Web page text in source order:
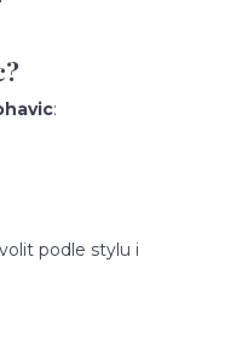
:
podle stylu i